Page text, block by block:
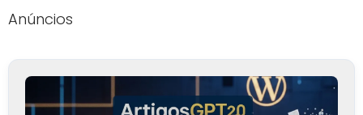
Anúncios